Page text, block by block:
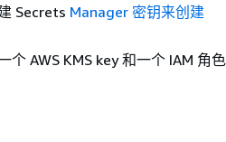
Secrets Manager 密钥来创建
AWS KMS key 和一个 IAM 角